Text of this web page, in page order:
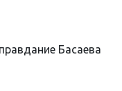
Басаева